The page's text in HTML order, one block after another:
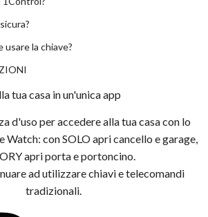
usare la chiave?
tua casa in un'unica app
d'uso per accedere alla tua casa con lo
Watch: con SOLO apri cancello e garage,
apri porta e portoncino.
ad utilizzare chiavi e telecomandi
tradizionali.